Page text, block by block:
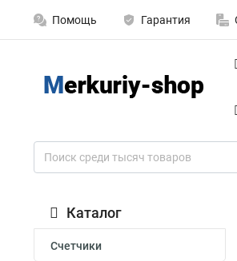
Помощь Гарантия
Каталог
Счетчики